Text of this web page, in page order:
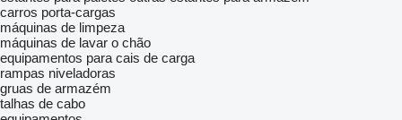
carros porta-cargas
máquinas de limpeza
máquinas de lavar o chão
equipamentos para cais de carga
rampas niveladoras
gruas de armazém
talhas de cabo